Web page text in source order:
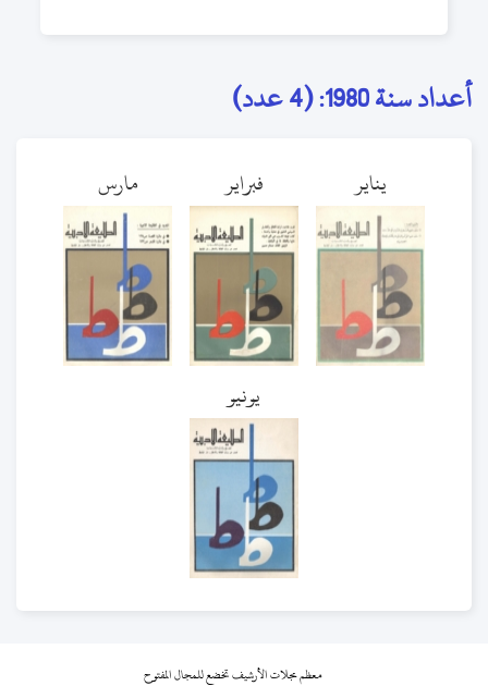
أعداد سنة 1980: (4 عدد)
يناير فبراير مارس
يونيو
معظم مجلات الأرشيف تخضع للمجال المفتوح